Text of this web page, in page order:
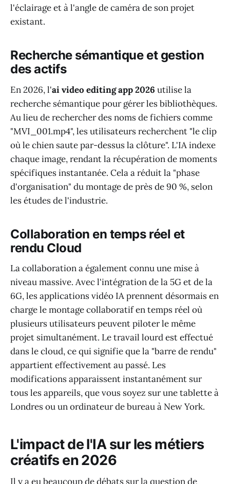
l'éclairage et à l'angle de caméra de son projet
existant.
Recherche sémantique et gestion
des actifs
En 2026, l'ai video editing app 2026 utilise la
recherche sémantique pour gérer les bibliothèques.
Au lieu de rechercher des noms de fichiers comme
"MVI_001.mp4", les utilisateurs recherchent "le clip
où le chien saute par-dessus la clôture". L'IA indexe
chaque image, rendant la récupération de moments
spécifiques instantanée. Cela a réduit la "phase
d'organisation" du montage de près de 90 %, selon
les études de l'industrie.
Collaboration en temps réel et
rendu Cloud
La collaboration a également connu une mise à
niveau massive. Avec l'intégration de la 5G et de la
6G, les applications vidéo IA prennent désormais en
charge le montage collaboratif en temps réel où
plusieurs utilisateurs peuvent piloter le même
projet simultanément. Le travail lourd est effectué
dans le cloud, ce qui signifie que la "barre de rendu"
appartient effectivement au passé. Les
modifications apparaissent instantanément sur
tous les appareils, que vous soyez sur une tablette à
Londres ou un ordinateur de bureau à New York.
L'impact de l'IA sur les métiers
créatifs en 2026
Il y a eu beaucoup de débats sur la question de